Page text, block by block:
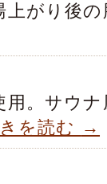
がり後
。サウ
を読む →